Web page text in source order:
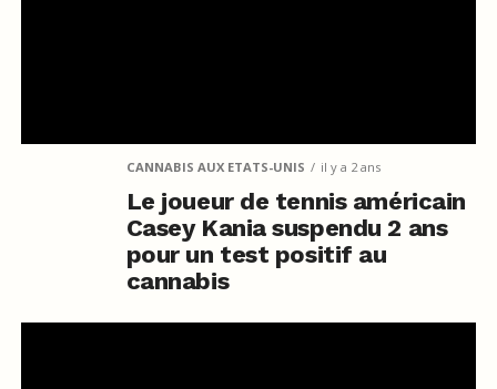
CANNABIS AUX ETATS-UNIS il y a 2 ans
Le joueur de tennis américain
Casey Kania suspendu 2 ans
pour un test positif au
cannabis